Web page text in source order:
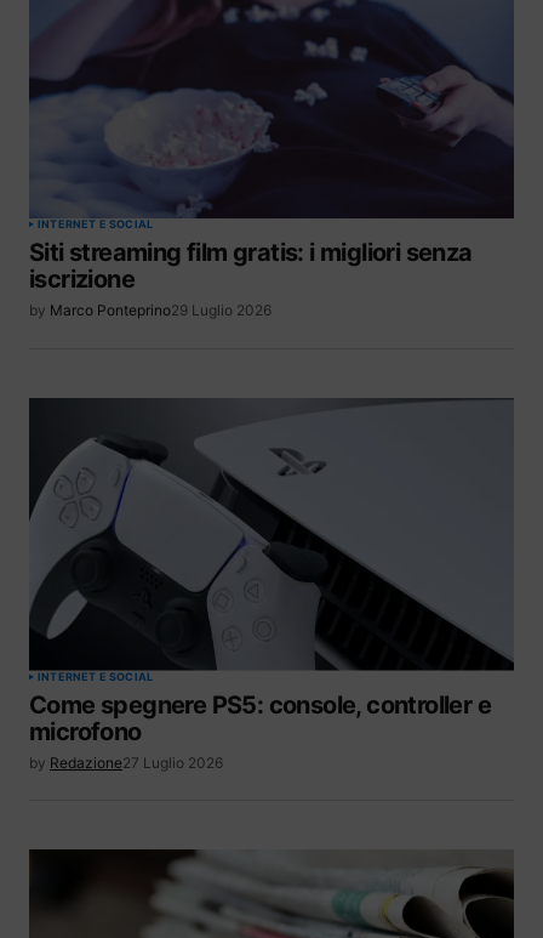
INTERNET E SOCIAL
Siti streaming film gratis: i migliori senza
iscrizione
by Marco Ponteprino29 Luglio 2026
INTERNET E SOCIAL
Come spegnere PS5: console, controller e
microfono
by Redazione27 Luglio 2026